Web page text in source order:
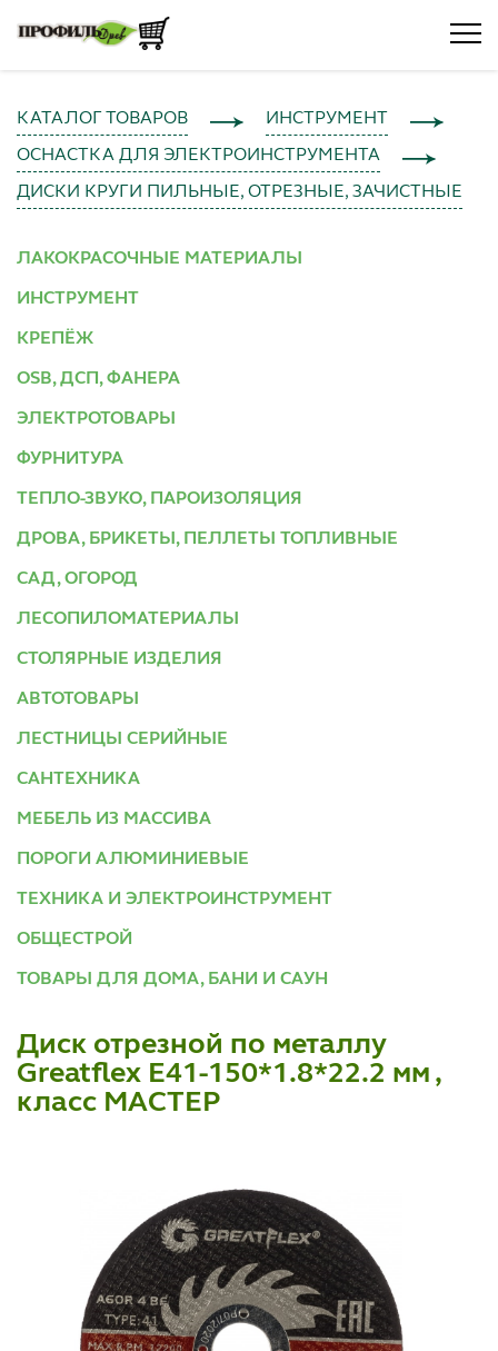
КАТАЛОГ ТОВАРОВ ИНСТРУМЕНТ
ОСНАСТКА ДЛЯ ЭЛЕКТРОИНСТРУМЕНТА
ДИСКИ КРУГИ ПИЛЬНЫЕ, ОТРЕЗНЫЕ, ЗАЧИСТНЫЕ
ЛАКОКРАСОЧНЫЕ МАТЕРИАЛЫ
ИНСТРУМЕНТ
КРЕПЁЖ
OSB, ДСП, ФАНЕРА
ЭЛЕКТРОТОВАРЫ
ФУРНИТУРА
ТЕПЛО-ЗВУКО, ПАРОИЗОЛЯЦИЯ
ДРОВА, БРИКЕТЫ, ПЕЛЛЕТЫ ТОПЛИВНЫЕ
САД, ОГОРОД
ЛЕСОПИЛОМАТЕРИАЛЫ
СТОЛЯРНЫЕ ИЗДЕЛИЯ
АВТОТОВАРЫ
ЛЕСТНИЦЫ СЕРИЙНЫЕ
САНТЕХНИКА
МЕБЕЛЬ ИЗ МАССИВА
ПОРОГИ АЛЮМИНИЕВЫЕ
ТЕХНИКА И ЭЛЕКТРОИНСТРУМЕНТ
ОБЩЕСТРОЙ
ТОВАРЫ ДЛЯ ДОМА, БАНИ И САУН
Диск отрезной по металлу
Greatflex Е41-150*1.8*22.2 мм ,
класс МАСТЕР